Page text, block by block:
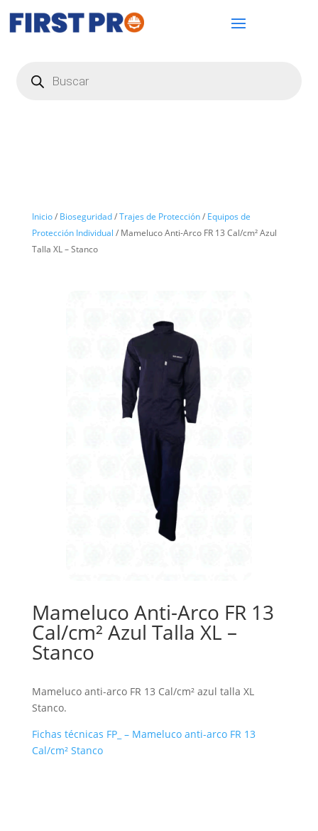
productos
Inicio/ Bioseguridad/Trajes de Protección/ Equipos de
Protección Individual / Mameluco Anti-Arco FR 13 Cal/cm² Azul
Talla XL – Stanco
Mameluco Anti-Arco FR 13
Cal/cm² Azul Talla XL –
Stanco
Mameluco anti-arco FR 13 Cal/cm² azul talla XL
Stanco.
Fichas técnicas FP_ – Mameluco anti-arco FR 13
Cal/cm² Stanco